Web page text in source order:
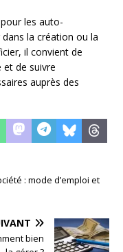
les auto-
la création ou la
il convient de
et de suivre
auprès des
: mode d’emploi et
bien